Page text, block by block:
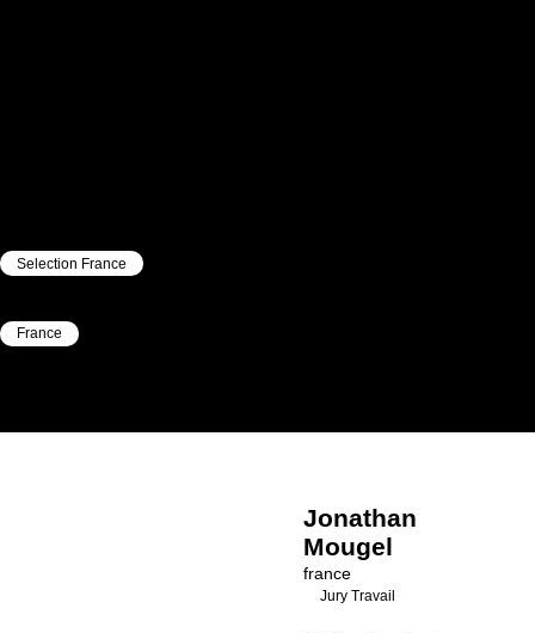
Selection France
France
Jonathan
Mougel
france
Jury Travail